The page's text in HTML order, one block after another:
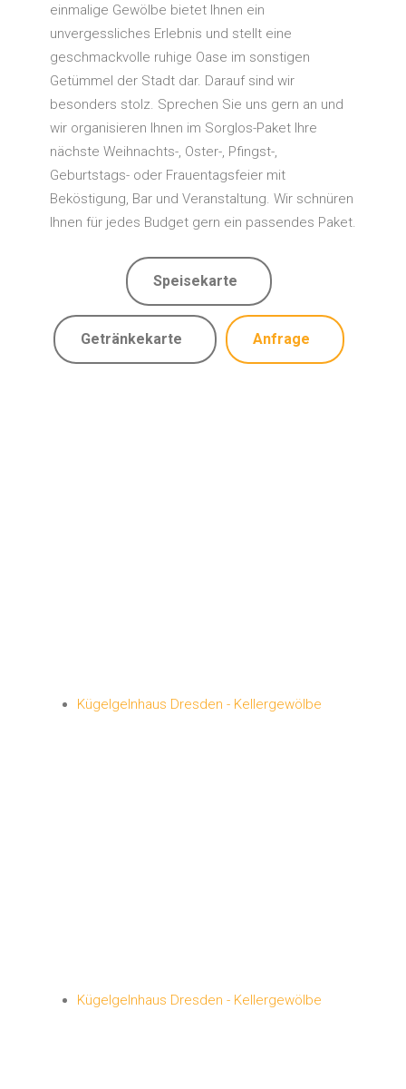
einmalige Gewölbe bietet Ihnen ein
unvergessliches Erlebnis und stellt eine
geschmackvolle ruhige Oase im sonstigen
Getümmel der Stadt dar. Darauf sind wir
besonders stolz. Sprechen Sie uns gern an und
wir organisieren Ihnen im Sorglos-Paket Ihre
nächste Weihnachts-, Oster-, Pfingst-,
Geburtstags- oder Frauentagsfeier mit
Beköstigung, Bar und Veranstaltung. Wir schnüren
Ihnen für jedes Budget gern ein passendes Paket.
Speisekarte
Getränkekarte Anfrage
Kügelgelnhaus Dresden - Kellergewölbe
Kügelgelnhaus Dresden - Kellergewölbe